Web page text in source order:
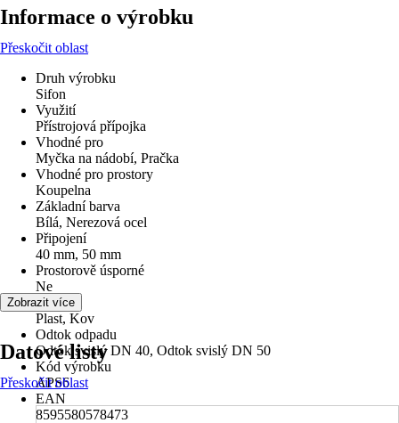
Informace o výrobku
Přeskočit oblast
Druh výrobku
Sifon
Využití
Přístrojová přípojka
Vhodné pro
Myčka na nádobí, Pračka
Vhodné pro prostory
Koupelna
Základní barva
Bílá, Nerezová ocel
Připojení
40 mm, 50 mm
Prostorově úsporné
Ne
Materiál
Plast, Kov
Odtok odpadu
Odtok svislý DN 40, Odtok svislý DN 50
Kód výrobku
APS6
EAN
8595580578473
Zobrazit více
Datové listy
Přeskočit oblast